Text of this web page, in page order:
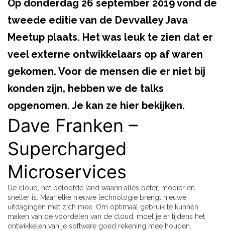
Op donderdag 26 september 2019 vond de
tweede editie van de Devvalley Java
Meetup plaats. Het was leuk te zien dat er
veel externe ontwikkelaars op af waren
gekomen. Voor de mensen die er niet bij
konden zijn, hebben we de talks
opgenomen. Je kan ze hier bekijken.
Dave Franken –
Supercharged
Microservices
De cloud, het beloofde land waarin alles beter, mooier en
sneller is. Maar elke nieuwe technologie brengt nieuwe
uitdagingen met zich mee. Om optimaal gebruik te kunnen
maken van de voordelen van de cloud, moet je er tijdens het
ontwikkelen van je software goed rekening mee houden.